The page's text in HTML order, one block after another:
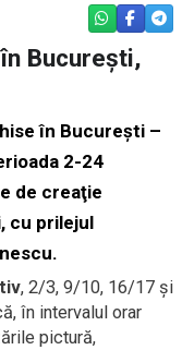
WHATSAPP
Bucureşti,
în Bucureşti –
2-24
de creaţie
cu prilejul
, 2/3, 9/10, 16/17 şi
în intervalul orar
pictură,